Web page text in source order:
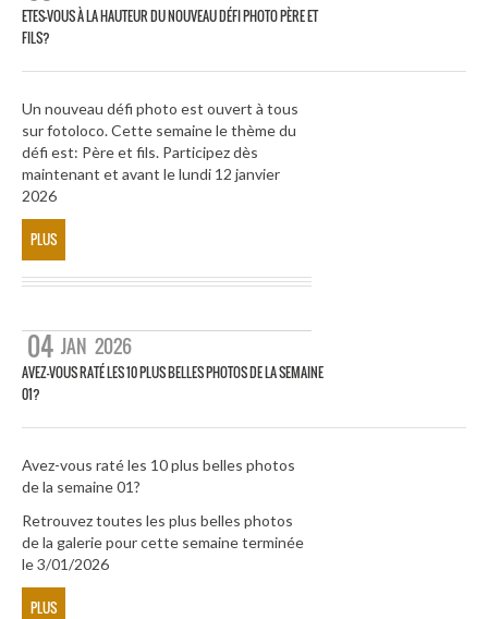
ETES-VOUS À LA HAUTEUR DU NOUVEAU DÉFI PHOTO PÈRE ET
FILS?
Un nouveau défi photo est ouvert à tous
sur fotoloco. Cette semaine le thème du
défi est: Père et fils. Participez dès
maintenant et avant le lundi 12 janvier
2026
PLUS
04 JAN 2026
AVEZ-VOUS RATÉ LES 10 PLUS BELLES PHOTOS DE LA SEMAINE
01?
Avez-vous raté les 10 plus belles photos
de la semaine 01?
Retrouvez toutes les plus belles photos
de la galerie pour cette semaine terminée
le 3/01/2026
PLUS